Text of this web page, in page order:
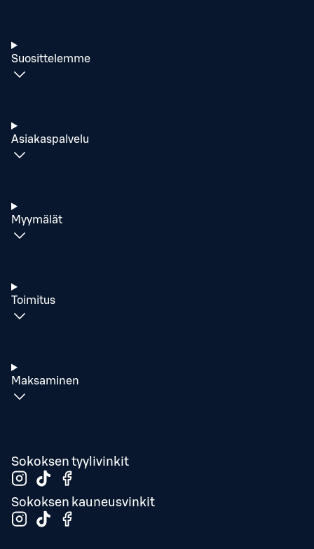
Suosittelemme
Asiakaspalvelu
Myymälät
Toimitus
Maksaminen
Sokoksen tyylivinkit
Sokoksen kauneusvinkit